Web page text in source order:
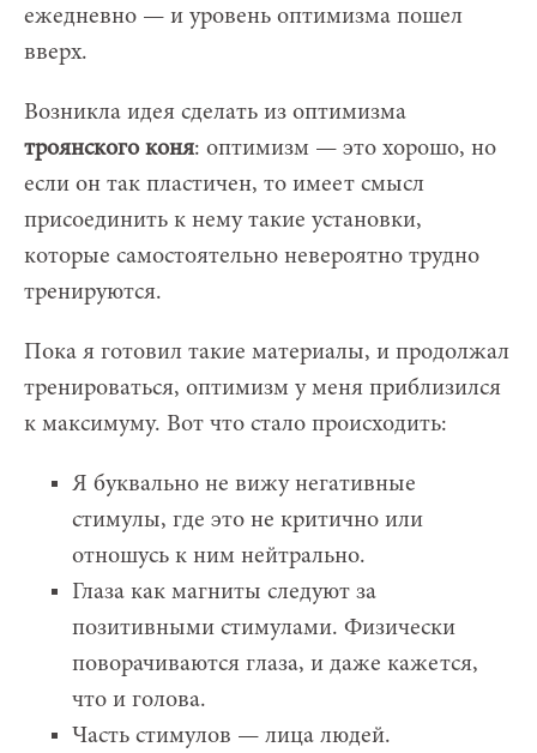
ежедневно — и уровень оптимизма пошел
вверх.
Возникла идея сделать из оптимизма
троянского коня: оптимизм — это хорошо, но
если он так пластичен, то имеет смысл
присоединить к нему такие установки,
которые самостоятельно невероятно трудно
тренируются.
Пока я готовил такие материалы, и продолжал
тренироваться, оптимизм у меня приблизился
к максимуму. Вот что стало происходить:
Я буквально не вижу негативные
стимулы, где это не критично или
отношусь к ним нейтрально.
Глаза как магниты следуют за
позитивными стимулами. Физически
поворачиваются глаза, и даже кажется,
что и голова.
Часть стимулов — лица людей.